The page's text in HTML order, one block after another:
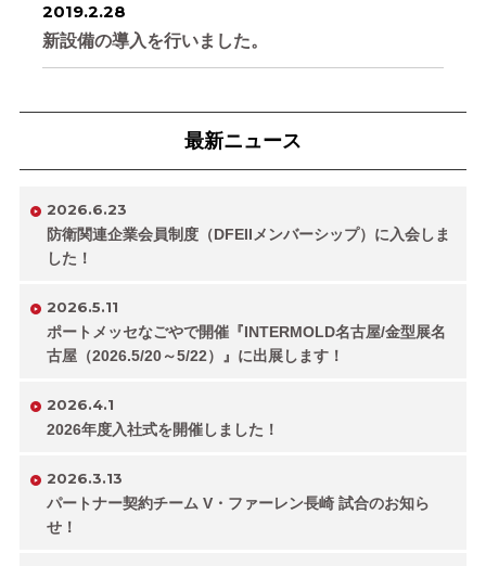
2019.2.28
新設備の導入を行いました。
最新ニュース
2026.6.23
防衛関連企業会員制度（DFEIIメンバーシップ）に入会しま
した！
2026.5.11
ポートメッセなごやで開催『INTERMOLD名古屋/金型展名
古屋（2026.5/20～5/22）』に出展します！
2026.4.1
2026年度入社式を開催しました！
2026.3.13
パートナー契約チーム V・ファーレン長崎 試合のお知ら
せ！